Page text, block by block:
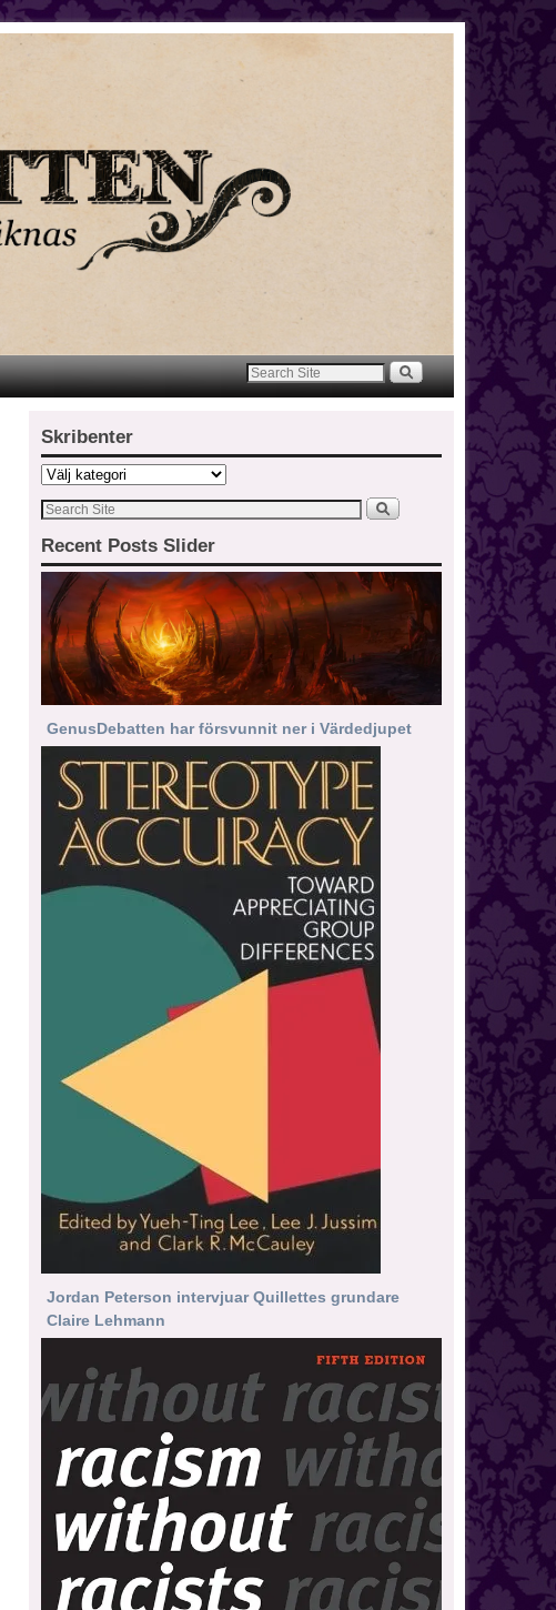
Skribenter
Recent Posts Slider
GenusDebatten har försvunnit ner i Värdedjupet
Jordan Peterson intervjuar Quillettes grundare
Claire Lehmann